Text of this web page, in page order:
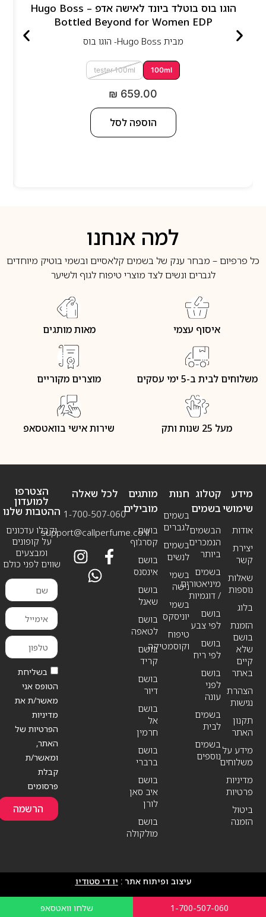
הוגו בוס בוטלד ביונד לאישה אדפ – Hugo Boss
Bottled Beyond for Women EDP
מבית Hugo Boss- הוגו בוס
100ml
tester 100ml
₪ 659.00
הוספה לסל
למה אנחנו
כל פרפיום – מבחר ענק של בשמים קלאסיים ובשמי בוטיק מיוחדים
לגברים ונשים לצד מוצרי טיפוח לגוף ולשיער
איסוף עצמי מאות מותגים
משלוחים לבית ב-5 ימי עסקים מוצרים מקוריים
מעל 25 שנות ותק שירות אישי בוואטסאפ
מידע
שימושי
אודות
יצירת
קשר
שאלות
נוספות
בלוג
הזמנת
בושם
שלא
קיים
באתר
הצהרת
נגישות
תקנון
האתר
מידע על
משלוחים
מדיניות
פרטיות
ביטול
הזמנה
חנות
בשמים
לגברים
בשמים
לנשים
בשמי
נישה
בשמי
יוניסקס
טיפוח
וקוסמטיקה
קטלוג
בשמים
הבשמים
הנמכרים
ביותר
בשמים
מיניאטורים
/ דוגמיות
בושם
לפי צבע
בושם
לפי ריח
בושם
לפני
עונה
בשמים
לבית
בשמים
נוספים
מותגים
מובילים
בושם
קסרג’וף
בושם
אינסנס
בושם
שאנל
בושם
לטאפה
בושם
קריד
בושם
דיור
בושם
אל
חרמין
בושם
ברברי
בושם
איב סאן
לורן
בושם
מולקולה
לכל שאלה
1-700-507-060
support@callperfume.co.il
הצטרפו
למועדון
ההטבות שלנו
וקבלו עדכונים
על קופונים
ומבצעים
שווים לפני כולם
בשליחת
הטופס אני
מאשר/ת את
מדיניות
הפרטיות של
האתר,
ומאשר/ת
קבלת
פרסומים
הרשמה
עיצוב ופיתוח אתר : יו די סטודיו
1-700-507-060 שלחו וואטסאפ